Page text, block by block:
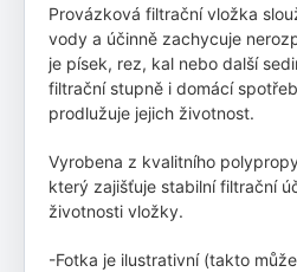
Provázková filtrační vložka
vody a účinně zachycuje
je písek, rez, kal nebo další
filtrační stupně i domácí
prodlužuje jejich životnost.
Vyrobena z kvalitního
který zajišťuje stabilní filtrační
životnosti vložky.
-Fotka je ilustrativní (takto